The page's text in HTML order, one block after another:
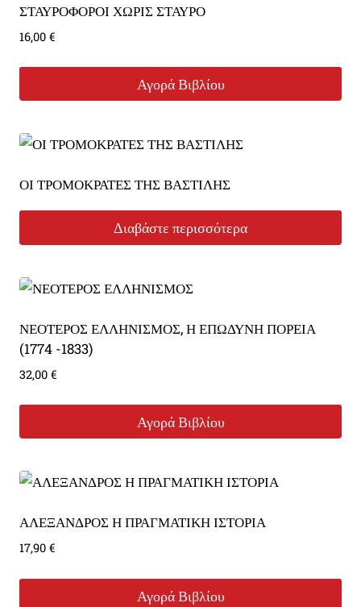
ΣΤΑΥΡΟΦΟΡΟΙ ΧΩΡΙΣ ΣΤΑΥΡΟ
16,00 €
Αγορά Βιβλίου
ΟΙ ΤΡΟΜΟΚΡΑΤΕΣ ΤΗΣ ΒΑΣΤΙΛΗΣ
Διαβάστε περισσότερα
ΝΕΟΤΕΡΟΣ ΕΛΛΗΝΙΣΜΟΣ, Η ΕΠΩΔΥΝΗ ΠΟΡΕΙΑ
(1774 -1833)
32,00 €
Αγορά Βιβλίου
ΑΛΕΞΑΝΔΡΟΣ Η ΠΡΑΓΜΑΤΙΚΗ ΙΣΤΟΡΙΑ
17,90 €
Αγορά Βιβλίου